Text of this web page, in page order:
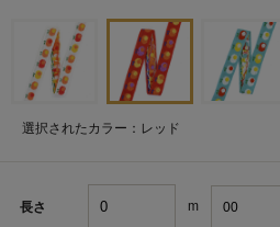
選択されたカラー：レッド
長さ m